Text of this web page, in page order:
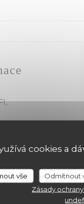
cookies a
vše Odmítnout
Zásady